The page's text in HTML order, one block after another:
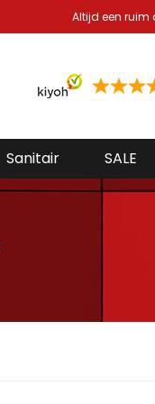
Altijd een
Sanitair SALE